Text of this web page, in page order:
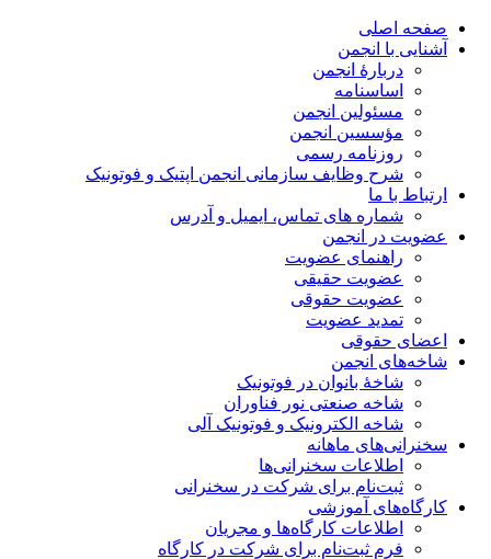
صفحه اصلی
آشنایی با انجمن
دربارۀ انجمن
اساسنامه
مسئولین انجمن
مؤسسین انجمن
روزنامه رسمی
شرح وظایف سازمانی انجمن اپتیک و فوتونیک
ارتباط با ما
شماره های تماس، ایمیل و آدرس
عضویت در انجمن
راهنمای عضویت
عضویت حقیقی
عضویت حقوقی
تمدید عضویت
اعضای حقوقی
شاخه‌های انجمن
شاخۀ بانوان در فوتونیک
شاخه صنعتی نور فناوران
شاخه‌ الکترونیک و فوتونیک آلی
سخنرانی‌های ماهانه
اطلاعات سخنرانی‌‌ها
ثبت‌نام برای شرکت در سخنرانی
کارگاه‌های آموزشی
اطلاعات کارگاه‌ها و مجریان
فرم ثبت‌نام برای شرکت در کارگاه